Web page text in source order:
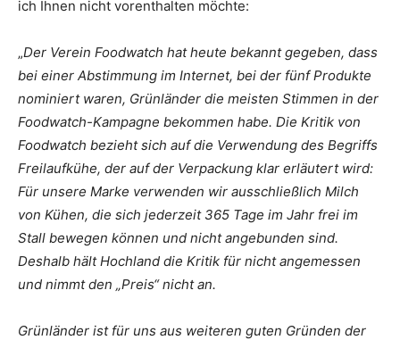
ich Ihnen nicht vorenthalten möchte:
„Der Verein Foodwatch hat heute bekannt gegeben, dass
bei einer Abstimmung im Internet, bei der fünf Produkte
nominiert waren, Grünländer die meisten Stimmen in der
Foodwatch-Kampagne bekommen habe. Die Kritik von
Foodwatch bezieht sich auf die Verwendung des Begriffs
Freilaufkühe, der auf der Verpackung klar erläutert wird:
Für unsere Marke verwenden wir ausschließlich Milch
von Kühen, die sich jederzeit 365 Tage im Jahr frei im
Stall bewegen können und nicht angebunden sind.
Deshalb hält Hochland die Kritik für nicht angemessen
und nimmt den „Preis“ nicht an.
Grünländer ist für uns aus weiteren guten Gründen der